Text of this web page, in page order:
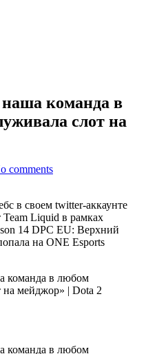
команда в
слот на
comments
в своем twitter-аккаунте
Liquid в рамках
14 DPC EU: Верхний
на ONE Esports